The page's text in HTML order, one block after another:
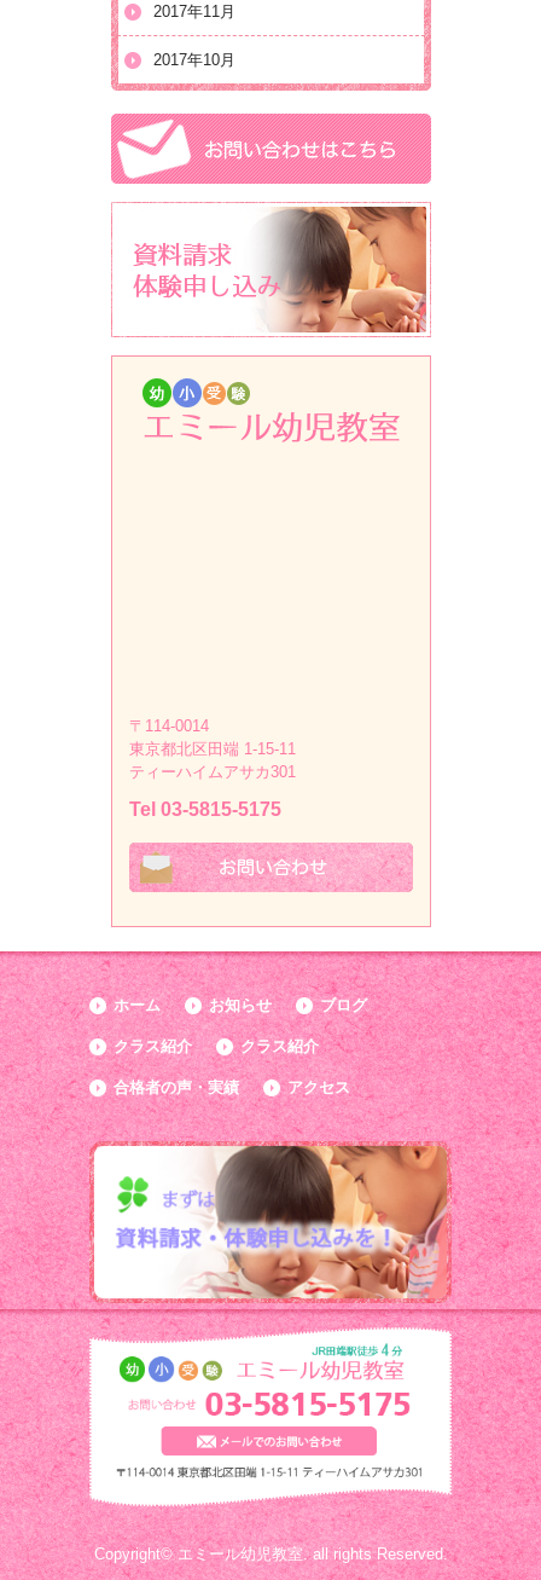
2017年11月
2017年10月
〒114-0014
東京都北区田端 1-15-11
ティーハイムアサカ301
Tel 03-5815-5175
ホーム お知らせ ブログ
クラス紹介 クラス紹介
合格者の声・実績 アクセス
Copyright© エミール幼児教室. all rights Reserved.